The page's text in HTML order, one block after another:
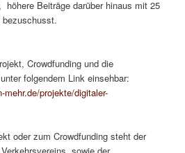
höhere Beiträge darüber hinaus mit 25
bezuschusst.
Crowdfunding und die
folgendem Link einsehbar:
projekte/digitaler-
oder zum Crowdfunding steht der